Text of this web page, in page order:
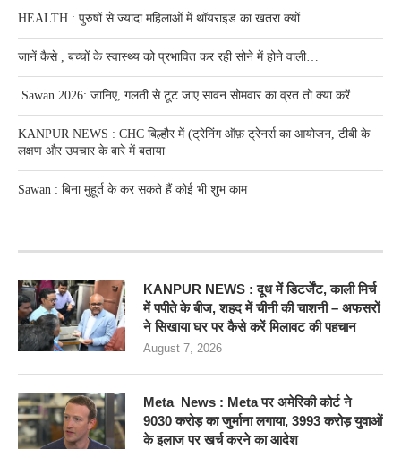
HEALTH : पुरुषों से ज्यादा महिलाओं में थॉयराइड का खतरा क्यों…
जानें कैसे , बच्चों के स्वास्थ्य को प्रभावित कर रही सोने में होने वाली…
Sawan 2026: जानिए, गलती से टूट जाए सावन सोमवार का व्रत तो क्या करें
KANPUR NEWS : CHC बिल्हौर में (ट्रेनिंग ऑफ़ ट्रेनर्स का आयोजन, टीबी के
लक्षण और उपचार के बारे में बताया
Sawan : बिना मुहूर्त के कर सकते हैं कोई भी शुभ काम
KANPUR NEWS : दूध में डिटर्जेंट, काली मिर्च
में पपीते के बीज, शहद में चीनी की चाशनी – अफसरों
ने सिखाया घर पर कैसे करें मिलावट की पहचान
August 7, 2026
Meta News : Meta पर अमेरिकी कोर्ट ने
9030 करोड़ का जुर्माना लगाया, 3993 करोड़ युवाओं
के इलाज पर खर्च करने का आदेश